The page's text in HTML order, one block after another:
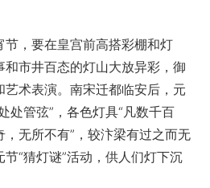
，要在皇宫前高搭彩棚和灯
市井百态的灯山大放异彩，御
术表演。南宋迁都临安后，元
处管弦”，各色灯具“凡数千百
无所不有”，较汴梁有过之而无
“猜灯谜”活动，供人们灯下沉